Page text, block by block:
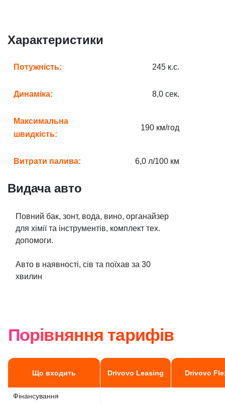
Характеристики
Потужність: 245 к.с.
Динаміка: 8,0 сек.
Максимальна
швидкість:
190 км/год
Витрати палива: 6,0 л/100 км
Видача авто
Повний бак, зонт, вода, вино, органайзер
для хімії та інструментів, комплект тех.
допомоги.
Авто в наявності, сів та поїхав за 30
хвилин
Порівняння тарифів
Що входить
Фінансування
Drivovo Leasing Drivovo